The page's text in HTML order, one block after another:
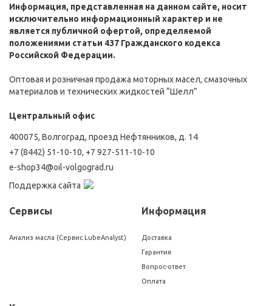
Информация, представленная на данном сайте, носит
исключительно информационный характер и не
является публичной офертой, определяемой
положениями статьи 437 Гражданского кодекса
Российской Федерации.
Оптовая и розничная продажа моторных масел, смазочных
материалов и технических жидкостей “Шелл”
Центральный офис
400075, Волгоград, проезд Нефтянников, д. 14
+7 (8442) 51-10-10, +7 927-511-10-10
e-shop34@oil-volgograd.ru
Поддержка сайта
Сервисы
Анализ масла (Сервис LubeAnalyst)
Информация
Доставка
Гарантия
Вопрос-ответ
Оплата